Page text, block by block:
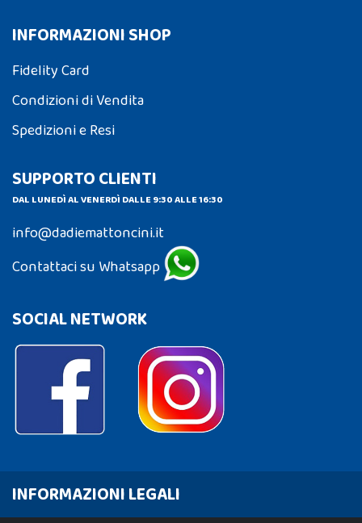
INFORMAZIONI SHOP
Fidelity Card
Condizioni di Vendita
Spedizioni e Resi
SUPPORTO CLIENTI
DAL LUNEDÌ AL VENERDÌ DALLE 9:30 ALLE 16:30
info@dadiemattoncini.it
Contattaci su Whatsapp
SOCIAL NETWORK
INFORMAZIONI LEGALI